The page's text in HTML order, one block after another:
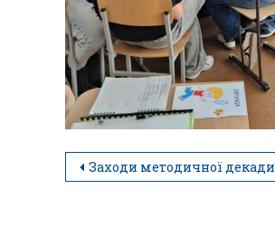
Заходи методичної декади